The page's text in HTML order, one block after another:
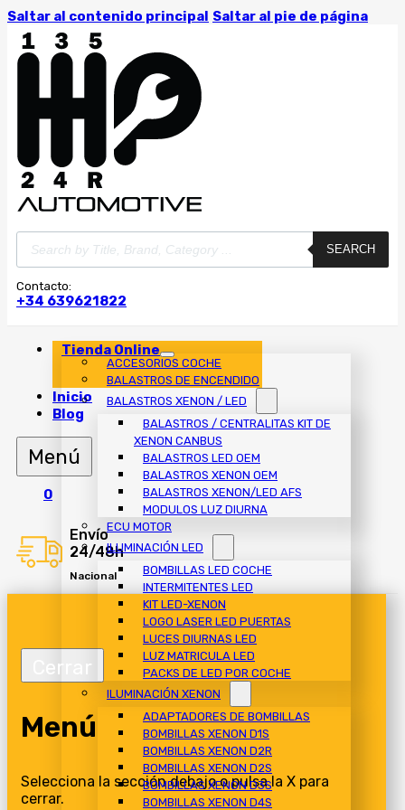
Saltar al contenido principal Saltar al pie de página
Búsqueda
de
productos
SEARCH
Contacto:
+34 639621822
Tienda Online
ACCESORIOS COCHE
BALASTROS DE ENCENDIDO
BALASTROS XENON / LED
BALASTROS / CENTRALITAS KIT DE
XENON CANBUS
BALASTROS LED OEM
BALASTROS XENON OEM
BALASTROS XENON/LED AFS
MODULOS LUZ DIURNA
ECU MOTOR
ILUMINACIÓN LED
BOMBILLAS LED COCHE
INTERMITENTES LED
KIT LED-XENON
LOGO LASER LED PUERTAS
LUCES DIURNAS LED
LUZ MATRICULA LED
PACKS DE LED POR COCHE
ILUMINACIÓN XENON
ADAPTADORES DE BOMBILLAS
BOMBILLAS XENON D1S
BOMBILLAS XENON D2R
BOMBILLAS XENON D2S
BOMBILLAS XENON D3S
BOMBILLAS XENON D4S
Inicio
Blog
0
Envío
24/48h
Nacional
Menú
Selecciona la sección debajo o pulsa la X para
cerrar.